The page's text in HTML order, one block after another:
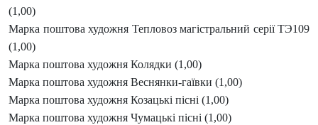
(1,00)
Марка поштова художня Тепловоз магістральний серії ТЭ109
(1,00)
Марка поштова художня Колядки (1,00)
Марка поштова художня Веснянки-гаївки (1,00)
Марка поштова художня Козацькі пісні (1,00)
Марка поштова художня Чумацькі пісні (1,00)